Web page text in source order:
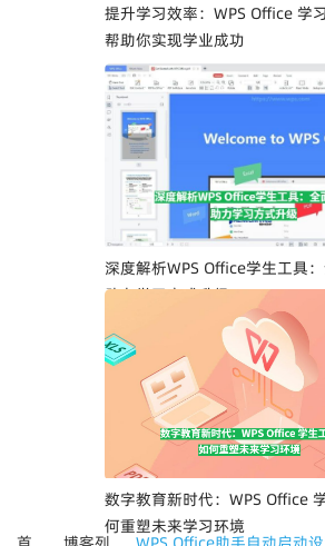
提升学习效率：WPS Office 学
帮助你实现学业成功
深度解析WPS Office学生工具
助力学习方式升级
数字教育新时代：WPS Office
何重塑未来学习环境